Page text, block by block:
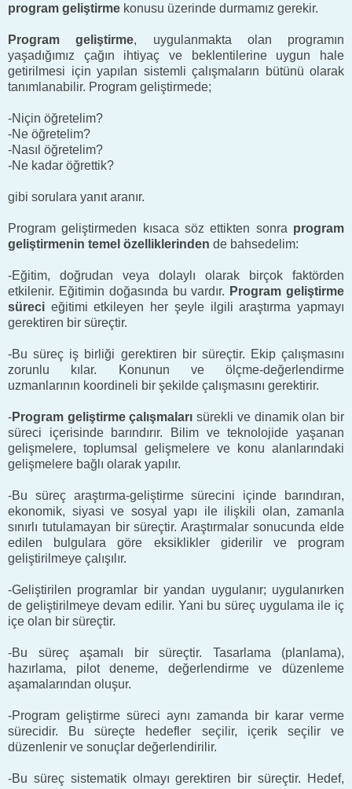
program geliştirme konusu üzerinde durmamız gerekir.
Program geliştirme, uygulanmakta olan programın
yaşadığımız çağın ihtiyaç ve beklentilerine uygun hale
getirilmesi için yapılan sistemli çalışmaların bütünü olarak
tanımlanabilir. Program geliştirmede;
-Niçin öğretelim?
-Ne öğretelim?
-Nasıl öğretelim?
-Ne kadar öğrettik?
gibi sorulara yanıt aranır.
Program geliştirmeden kısaca söz ettikten sonra program
geliştirmenin temel özelliklerinden de bahsedelim:
-Eğitim, doğrudan veya dolaylı olarak birçok faktörden
etkilenir. Eğitimin doğasında bu vardır. Program geliştirme
süreci eğitimi etkileyen her şeyle ilgili araştırma yapmayı
gerektiren bir süreçtir.
-Bu süreç iş birliği gerektiren bir süreçtir. Ekip çalışmasını
zorunlu kılar. Konunun ve ölçme-değerlendirme
uzmanlarının koordineli bir şekilde çalışmasını gerektirir.
-Program geliştirme çalışmaları sürekli ve dinamik olan bir
süreci içerisinde barındırır. Bilim ve teknolojide yaşanan
gelişmelere, toplumsal gelişmelere ve konu alanlarındaki
gelişmelere bağlı olarak yapılır.
-Bu süreç araştırma-geliştirme sürecini içinde barındıran,
ekonomik, siyasi ve sosyal yapı ile ilişkili olan, zamanla
sınırlı tutulamayan bir süreçtir. Araştırmalar sonucunda elde
edilen bulgulara göre eksiklikler giderilir ve program
geliştirilmeye çalışılır.
-Geliştirilen programlar bir yandan uygulanır; uygulanırken
de geliştirilmeye devam edilir. Yani bu süreç uygulama ile iç
içe olan bir süreçtir.
-Bu süreç aşamalı bir süreçtir. Tasarlama (planlama),
hazırlama, pilot deneme, değerlendirme ve düzenleme
aşamalarından oluşur.
-Program geliştirme süreci aynı zamanda bir karar verme
sürecidir. Bu süreçte hedefler seçilir, içerik seçilir ve
düzenlenir ve sonuçlar değerlendirilir.
-Bu süreç sistematik olmayı gerektiren bir süreçtir. Hedef,